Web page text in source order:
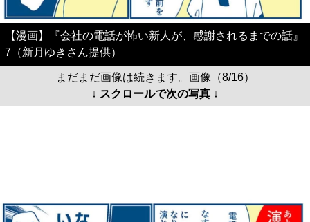
【漫画】『会社の電話が怖い新人が、感謝されるまでの話』
7（新月ゆきさん提供）
まだまだ画像は続きます。画像（8/16）
↓ スクロールで次の写真 ↓